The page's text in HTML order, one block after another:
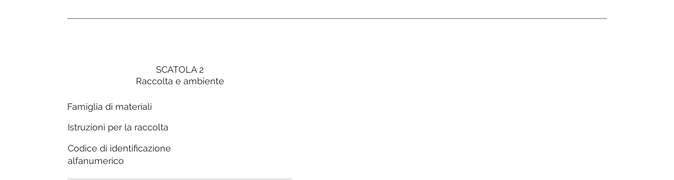
SCATOLA 2
Raccolta e ambiente
Famiglia di materiali
Istruzioni per la raccolta
Codice di identificazione
alfanumerico